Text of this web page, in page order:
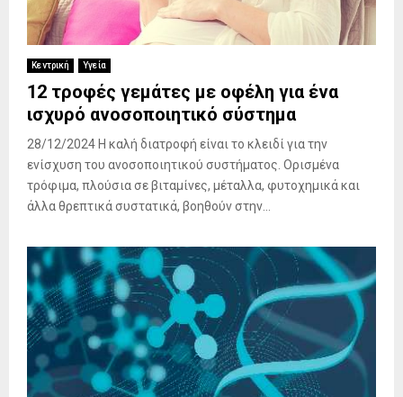
Κεντρική Υγεία
12 τροφές γεμάτες με οφέλη για ένα
ισχυρό ανοσοποιητικό σύστημα
28/12/2024 Η καλή διατροφή είναι το κλειδί για την
ενίσχυση του ανοσοποιητικού συστήματος. Ορισμένα
τρόφιμα, πλούσια σε βιταμίνες, μέταλλα, φυτοχημικά και
άλλα θρεπτικά συστατικά, βοηθούν στην...